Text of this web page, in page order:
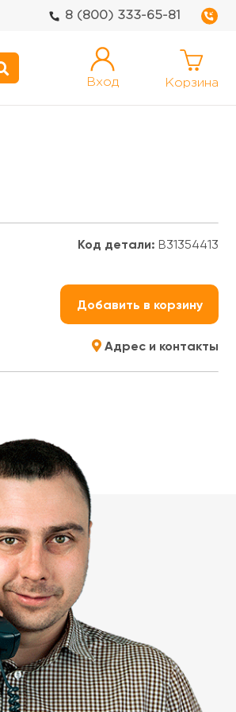
8 (800) 333-65-81
Вход Корзина
Код детали: В31354413
Добавить в корзину
Адрес и контакты